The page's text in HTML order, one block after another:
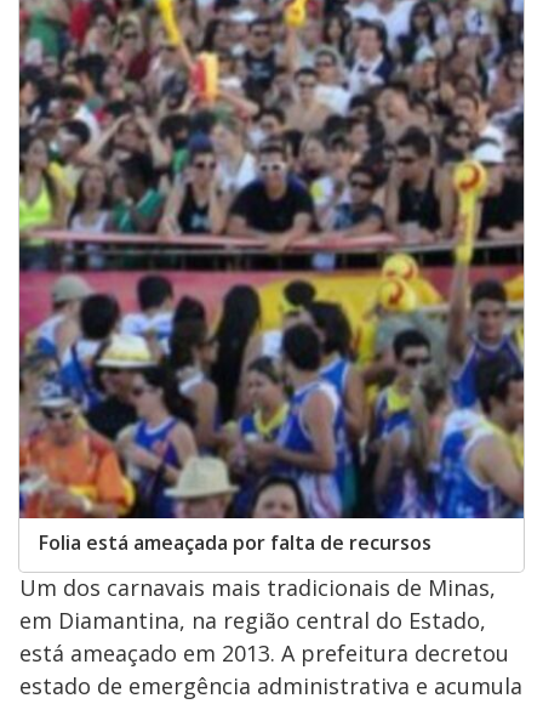
Folia está ameaçada por falta de recursos
Um dos carnavais mais tradicionais de Minas,
em Diamantina, na região central do Estado,
está ameaçado em 2013. A prefeitura decretou
estado de emergência administrativa e acumula